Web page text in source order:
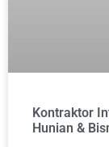
Kontraktor
Hunian &